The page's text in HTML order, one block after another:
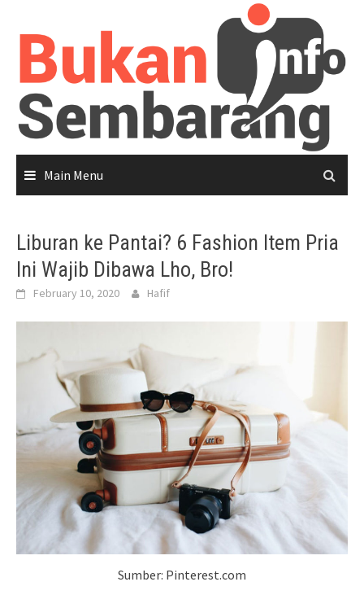
content
Main Menu
Liburan ke Pantai? 6 Fashion Item Pria
Ini Wajib Dibawa Lho, Bro!
February 10, 2020 Hafif
Sumber: Pinterest.com